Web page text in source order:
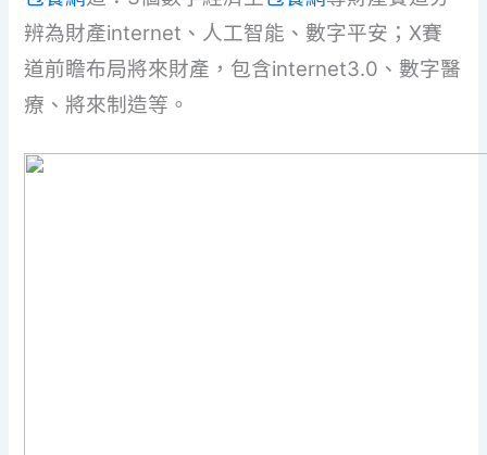
辨為財產internet、人工智能、數字平安；X賽
道前瞻布局將來財產，包含internet3.0、數字醫
療、將來制造等。